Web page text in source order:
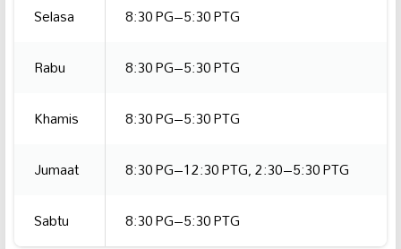
Selasa
8:30 PG–5:30 PTG
Rabu
8:30 PG–5:30 PTG
Khamis
8:30 PG–5:30 PTG
Jumaat
8:30 PG–12:30 PTG, 2:30–5:30 PTG
Sabtu
8:30 PG–5:30 PTG